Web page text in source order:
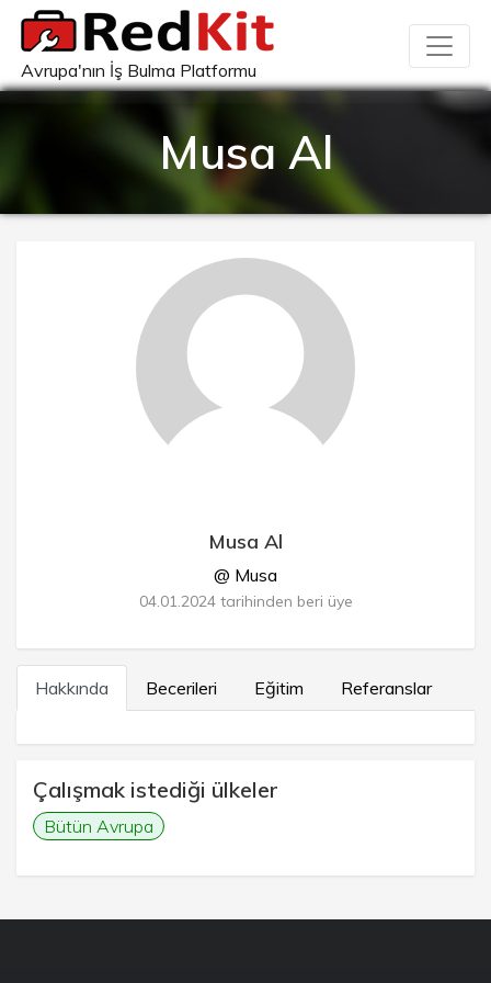
Avrupa'nın İş Bulma Platformu
Musa Al
Musa Al
@ Musa
04.01.2024 tarihinden beri üye
Hakkında Becerileri Eğitim Referanslar
Çalışmak istediği ülkeler
Bütün Avrupa